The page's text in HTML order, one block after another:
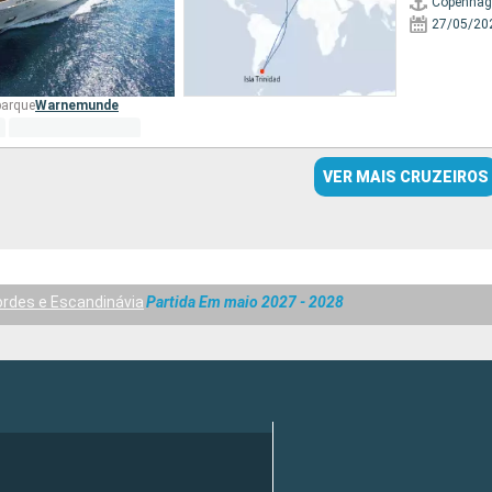
27/05/
Warnemunde
VER MAIS CRUZEIROS
e EscandináviaPartida Em maio 2027 - 2028